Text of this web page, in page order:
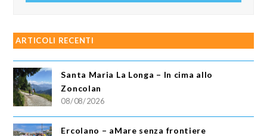
ARTICOLI RECENTI
Santa Maria La Longa – In cima allo
Zoncolan
08/08/2026
Ercolano – aMare senza frontiere